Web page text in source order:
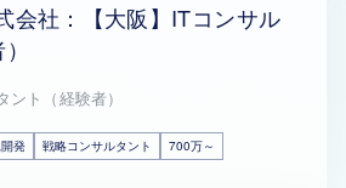
会社：【大阪】ITコンサル
ント（経験者）
発 戦略コンサルタント 700万～